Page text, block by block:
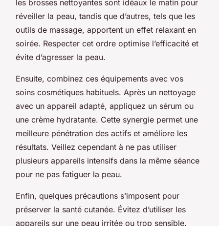
les brosses nettoyantes sont idéaux le matin pour
réveiller la peau, tandis que d’autres, tels que les
outils de massage, apportent un effet relaxant en
soirée. Respecter cet ordre optimise l’efficacité et
évite d’agresser la peau.
Ensuite, combinez ces équipements avec vos
soins cosmétiques habituels. Après un nettoyage
avec un appareil adapté, appliquez un sérum ou
une crème hydratante. Cette synergie permet une
meilleure pénétration des actifs et améliore les
résultats. Veillez cependant à ne pas utiliser
plusieurs appareils intensifs dans la même séance
pour ne pas fatiguer la peau.
Enfin, quelques précautions s’imposent pour
préserver la santé cutanée. Évitez d’utiliser les
appareils sur une peau irritée ou trop sensible.